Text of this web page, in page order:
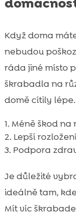
Když doma
nebudou
ráda jiné místo
škrabadla na
domě cítily lépe.
Méně škod na
Lepší
Podpora
Je důležité
ideálně tam,
Mít víc